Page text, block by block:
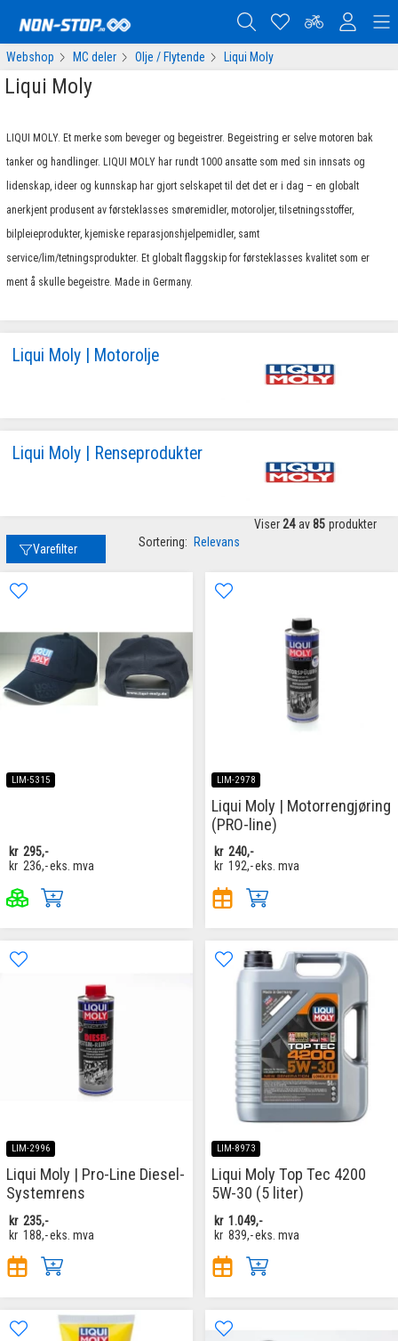
Webshop MC deler Olje / Flytende Liqui Moly
Liqui Moly
LIQUI MOLY. Et merke som beveger og begeistrer. Begeistring er selve motoren bak
tanker og handlinger. LIQUI MOLY har rundt 1000 ansatte som med sin innsats og
lidenskap, ideer og kunnskap har gjort selskapet til det det er i dag – en globalt
anerkjent produsent av førsteklasses smøremidler, motoroljer, tilsetningsstoffer,
bilpleieprodukter, kjemiske reparasjonshjelpemidler, samt
service/lim/tetningsprodukter. Et globalt flaggskip for førsteklasses kvalitet som er
ment å skulle begeistre. Made in Germany.
Liqui Moly | Motorolje
Liqui Moly | Renseprodukter
Varefilter Sortering: Relevans
Viser 24 av 85 produkter
LIM-5315
kr 295,-
kr 236,-eks. mva
LIM-2978
Liqui Moly | Motorrengjøring
(PRO-line)
kr 240,-
kr 192,-eks. mva
LIM-2996
Liqui Moly | Pro-Line Diesel-
Systemrens
kr 235,-
kr 188,-eks. mva
LIM-8973
Liqui Moly Top Tec 4200
5W-30 (5 liter)
kr 1.049,-
kr 839,-eks. mva